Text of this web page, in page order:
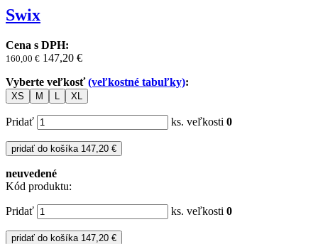
Swix
Cena s DPH:
160,00 € 147,20 €
Vyberte veľkosť(veľkostné tabuľky):
XS M XL
Pridať ks. veľkosti 0
pridať do košíka 147,20 €
neuvedené
Kód produktu:
Pridať ks. veľkosti 0
pridať do košíka 147,20 €